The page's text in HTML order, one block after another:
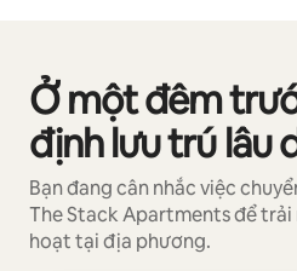
Ở một đêm
định lưu trú lâu
Bạn đang cân nhắc việc
The Stack Apartments để trải
hoạt tại địa phương.
Đang hiển thị 0/0 mục